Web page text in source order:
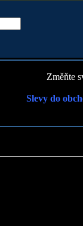
Změňte
Slevy do